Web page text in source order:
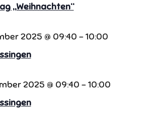
„Weihnachten“
2025 @ 09:40 -10:00
2025 @ 09:40 -10:00